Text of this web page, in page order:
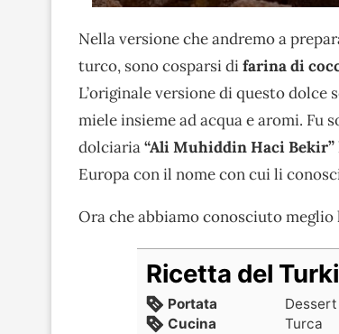
Nella versione che andremo a
turco, sono cosparsi difarina di
L’originale versione di questo dolce
miele insieme ad acqua e aromi. Fu
dolciaria“Ali Muhiddin Haci Bekir”
Europa con il nome con cui li
Ora che abbiamo conosciuto
Ricetta del
Portata
Dessert
Cucina
Turca